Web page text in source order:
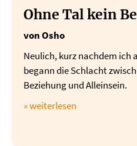
Ohne Tal kein
von Osho
Neulich, kurz nachdem ich
begann die Schlacht
Beziehung und Alleinsein.
» weiterlesen